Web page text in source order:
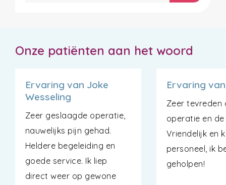
Onze patiënten aan het woord
Ervaring van Joke
Wesseling
Zeer geslaagde operatie,
nauwelijks pijn gehad.
Heldere begeleiding en
goede service. Ik liep
direct weer op gewone
Ervaring
Zeer tevreden
operatie en
Vriendelijk en
personeel, ik
geholpen!